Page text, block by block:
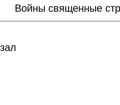
Войны священные